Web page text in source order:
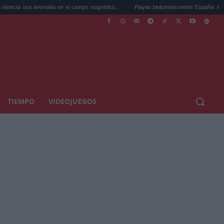
en el campo magnético... Playas bioluminiscentes España: el Mar de Ardora
TIEMPO VIDEOJUEGOS